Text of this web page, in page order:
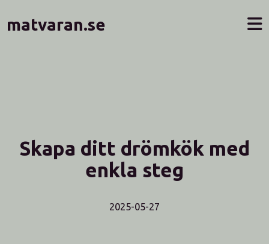
matvaran.se
Skapa ditt drömkök med
enkla steg
2025-05-27